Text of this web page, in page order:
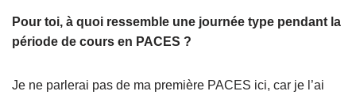
Pour toi, à quoi ressemble une journée type pendant la
période de cours en PACES ?
Je ne parlerai pas de ma première PACES ici, car je l’ai